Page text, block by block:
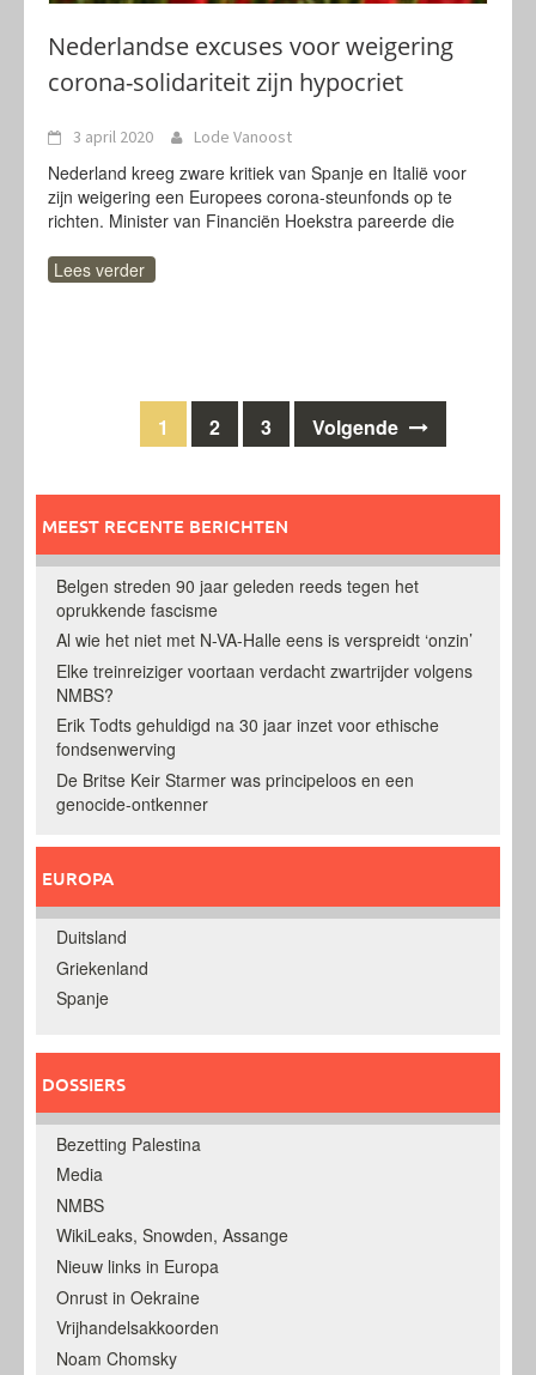
Nederlandse excuses voor weigering
corona-solidariteit zijn hypocriet
3 april 2020 Lode Vanoost
Nederland kreeg zware kritiek van Spanje en Italië voor
zijn weigering een Europees corona-steunfonds op te
richten. Minister van Financiën Hoekstra pareerde die
Lees verder
Berichten
1 2 3 Volgende
MEEST RECENTE BERICHTEN
Belgen streden 90 jaar geleden reeds tegen het
oprukkende fascisme
Al wie het niet met N-VA-Halle eens is verspreidt ‘onzin’
Elke treinreiziger voortaan verdacht zwartrijder volgens
NMBS?
Erik Todts gehuldigd na 30 jaar inzet voor ethische
fondsenwerving
De Britse Keir Starmer was principeloos en een
genocide-ontkenner
EUROPA
Duitsland
Griekenland
Spanje
DOSSIERS
Bezetting Palestina
Media
NMBS
WikiLeaks, Snowden, Assange
Nieuw links in Europa
Onrust in Oekraine
Vrijhandelsakkoorden
Noam Chomsky